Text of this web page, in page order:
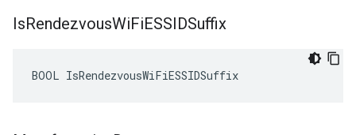
IsRendezvousWiFiESSIDSuffix
BOOL IsRendezvousWiFiESSIDSuffix